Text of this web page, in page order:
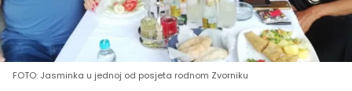
FOTO: Jasminka u jednoj od posjeta rodnom Zvorniku